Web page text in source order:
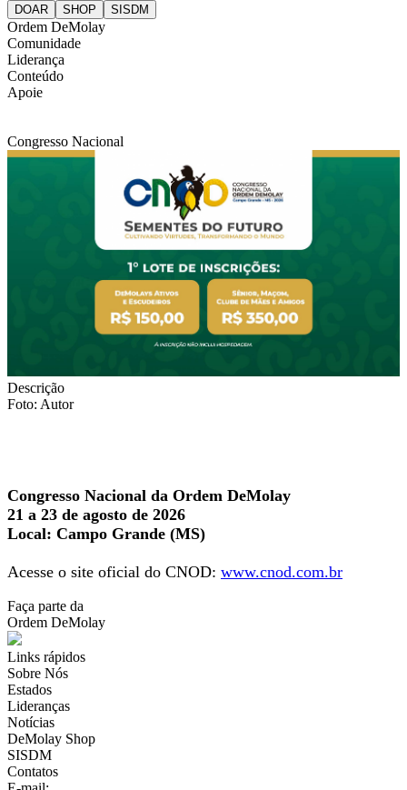
Ordem DeMolay
Comunidade
Liderança
Conteúdo
Apoie
Congresso Nacional
Descrição
Foto: Autor
Congresso Nacional da Ordem DeMolay
21 a 23 de agosto de 2026
Local: Campo Grande (MS)
Acesse o site oficial do CNOD: www.cnod.com.br
Faça parte da
Ordem DeMolay
Links rápidos
Sobre Nós
Estados
Lideranças
Notícias
DeMolay Shop
SISDM
Contatos